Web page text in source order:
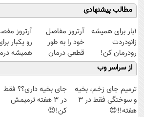
مطالب پیشنهادی
1بار برای همیشه
زانودردت
رودرمان کن!
(تکنولوژی آلمان)
◂پرسشنامه▸
آرتروز مفاصل
خود را به طور
قطعی درمان
کنید!
◗پرسش‌نامه◖
آرتروز
رو یکبار
همیشه
کن!
از سراسر وب
ترمیم جای زخم، بخیه
و سوختگی فقط در 3
هفته!!😍
جای بخیه داری؟؟ فقط
در 3 هفته ترمیمش
کن!😍